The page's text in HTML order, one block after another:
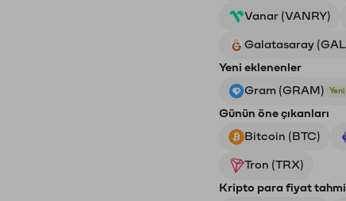
Vanar (VANRY)
Galatasaray
Yeni eklenenler
Gram (GRAM)
Yeni
Günün öne çıkanları
Bitcoin (BTC)
Tron (TRX)
Kripto para fiyat